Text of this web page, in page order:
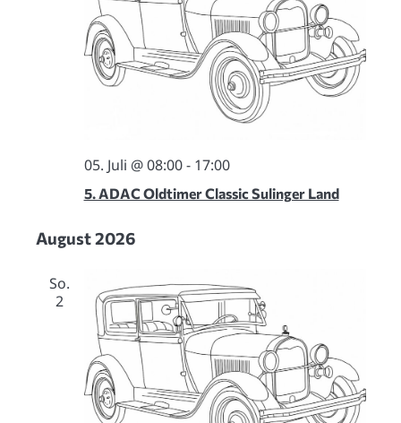
5. ADAC Oldtimer Classic Sulinger Land
05. Juli @ 08:00- 17:00
August 2026
So.
2